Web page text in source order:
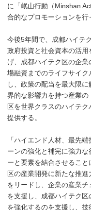
に「岷山行動（Minshan
合的なプロモーションを行
今後5年間で、成都ハイテ
政府投資と社会資本の活
げ、成都ハイテク区の企
場融資までのライフサイ
し、政策の配当を最大限
界的な影響力を持つ産業
区を世界クラスのハイテ
提供する。
「ハイエンド人材、最先
ーンの強化と補完に強力
ーと要素を結合させるこ
区の産業開発に新たな推
をリードし、企業の産業
を支援し、成都ハイテク
を強化するのを支援し、